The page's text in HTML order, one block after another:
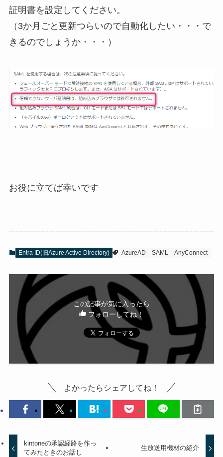
証明書を設定してください。
（3か月ごと更新つらいので自動化したい・・・で
きるのでしょうか・・・）
お役に立てば幸いです
Entra ID(旧Azure Active Directory) AzureAD SAML AnyConnect
この記事が気に入ったら
フォローしてね！
よかったらシェアしてね！
kintoneの承認経路を作っ
てみたときのお話し
生放送用機材の紹介